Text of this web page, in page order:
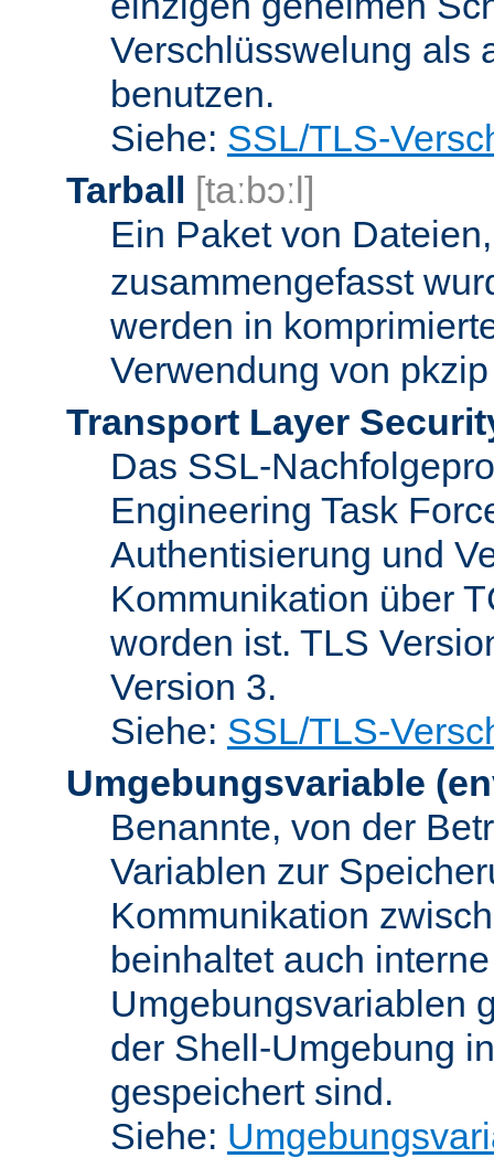
Verschlüsswelung als
benutzen.
Siehe: SSL/TLS-
Tarball [taːbɔːl]
Ein Paket von
zusammengefasst
werden in
Verwendung von
Transport Layer
Das SSL-
Engineering Task
Authentisierung und
Kommunikation über
worden ist. TLS
Version 3.
Siehe: SSL/TLS-
Umgebungsvariable
Benannte, von der
Variablen zur
Kommunikation
beinhaltet auch
Umgebungsvariablen
der Shell-Umgebung
gespeichert sind.
Siehe: